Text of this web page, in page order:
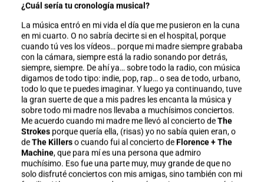
¿Cuál sería tu cronología musical?
La música entró en mi vida el día que me pusieron en la cuna
en mi cuarto. O no sabría decirte si en el hospital, porque
cuando tú ves los vídeos… porque mi madre siempre grababa
con la cámara, siempre está la radio sonando por detrás,
siempre, siempre. De ahí ya… sobre todo la radio, con música
digamos de todo tipo: indie, pop, rap… o sea de todo, urbano,
todo lo que te puedes imaginar. Y luego ya continuando, tuve
la gran suerte de que a mis padres les encanta la música y
sobre todo mi madre nos llevaba a muchísimos conciertos.
Me acuerdo cuando mi madre me llevó al concierto deThe
Strokesporque quería ella, (risas) yo no sabía quien eran, o
deThe Killerso cuando fui al concierto deFlorence + The
Machine, que para mí es una persona que admiro
muchísimo. Eso fue una parte muy, muy grande de que no
solo disfruté conciertos con mis amigas, sino también con mi